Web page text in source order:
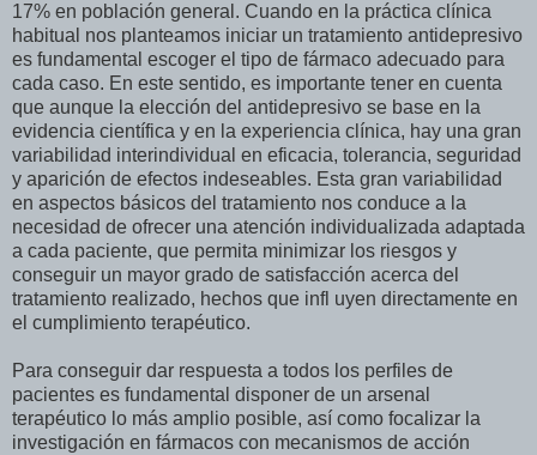
17% en población general. Cuando en la práctica clínica
habitual nos planteamos iniciar un tratamiento antidepresivo
es fundamental escoger el tipo de fármaco adecuado para
cada caso. En este sentido, es importante tener en cuenta
que aunque la elección del antidepresivo se base en la
evidencia científica y en la experiencia clínica, hay una gran
variabilidad interindividual en eficacia, tolerancia, seguridad
y aparición de efectos indeseables. Esta gran variabilidad
en aspectos básicos del tratamiento nos conduce a la
necesidad de ofrecer una atención individualizada adaptada
a cada paciente, que permita minimizar los riesgos y
conseguir un mayor grado de satisfacción acerca del
tratamiento realizado, hechos que infl uyen directamente en
el cumplimiento terapéutico.
Para conseguir dar respuesta a todos los perfiles de
pacientes es fundamental disponer de un arsenal
terapéutico lo más amplio posible, así como focalizar la
investigación en fármacos con mecanismos de acción